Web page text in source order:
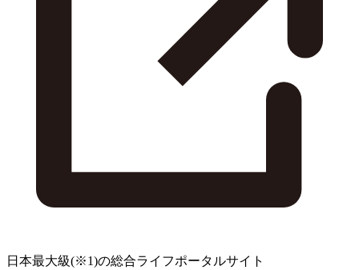
日本最大級(※1)の総合ライフポータルサイト